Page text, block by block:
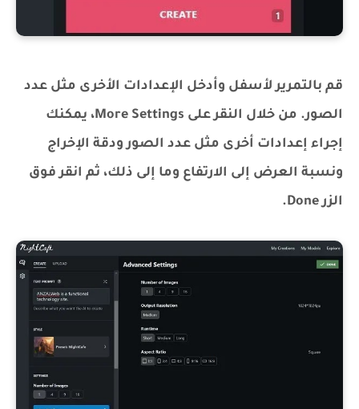
قم بالتمرير لأسفل وأدخل الإعدادات الأخرى مثل عدد
الصور. من خلال النقر على More Settings، يمكنك
إجراء إعدادات أخرى مثل عدد الصور ودقة الإخراج
ونسبة العرض إلى الارتفاع وما إلى ذلك، ثم انقر فوق
الزر Done.